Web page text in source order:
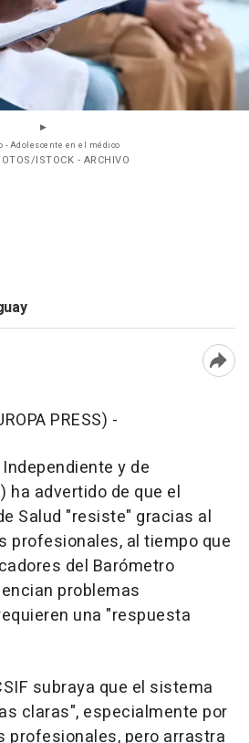
- Adolescente en el médico
ISTOCK - ARCHIVO
PRESS) -
y de
ha advertido de que el
Salud "resiste" gracias al
profesionales, al tiempo que
del Barómetro
problemas
una "respuesta
subraya que el sistema
claras", especialmente por
profesionales, pero arrastra